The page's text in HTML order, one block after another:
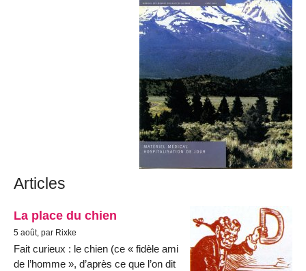
Articles
La place du chien
5 août, par Rixke
Fait curieux : le chien (ce « fidèle ami
de l’homme », d’après ce que l’on dit